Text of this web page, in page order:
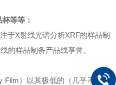
杯等等 ：
于X射线光谱分析XRF的样品制
的样品制备产品线享誉。
Film）以其极低的（几乎不含）